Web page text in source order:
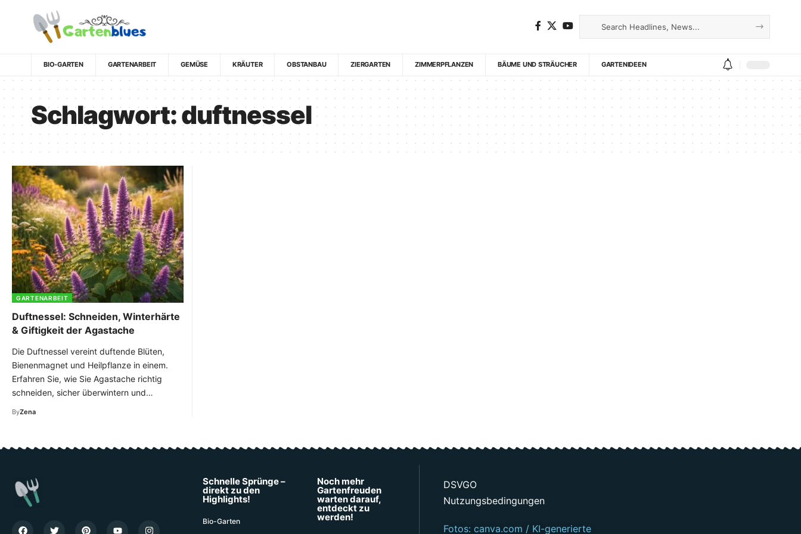
BIO-GARTEN GARTENARBEIT GEMÜSE KRÄUTER OBSTANBAU ZIERGARTEN ZIMMERPFLANZEN BÄUME UND STRÄUCHER GARTENIDEEN
Schlagwort:duftnessel
GARTENARBEIT
Duftnessel: Schneiden, Winterhärte
& Giftigkeit der Agastache
Die Duftnessel vereint duftende Blüten,
Bienenmagnet und Heilpflanze in einem.
Erfahren Sie, wie Sie Agastache richtig
schneiden, sicher überwintern und…
ByZena
Schnelle Sprünge –
direkt zu den
Highlights!
Bio-Garten
Noch mehr
Gartenfreuden
warten darauf,
entdeckt zu
werden!
DSVGO
Nutzungsbedingungen
Fotos: canva.com / KI-generierte